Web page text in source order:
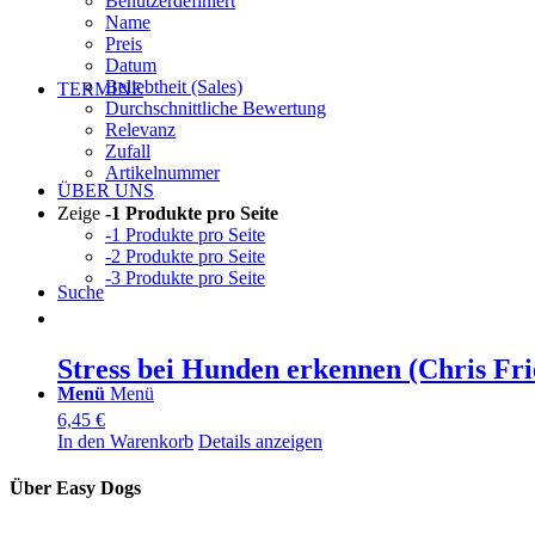
TERMINE
ÜBER UNS
Suche
Menü Menü
Name
Preis
Datum
Beliebtheit (Sales)
Durchschnittliche Bewertung
Relevanz
Zufall
Artikelnummer
Zeige -1 Produkte pro Seite
-1 Produkte pro Seite
-2 Produkte pro Seite
-3 Produkte pro Seite
Stress bei Hunden erkennen (Chris
6,45 €
In den Warenkorb Details anzeigen
Über Easy Dogs